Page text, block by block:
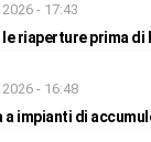
- 17:43
riaperture prima di
- 16:48
a impianti di